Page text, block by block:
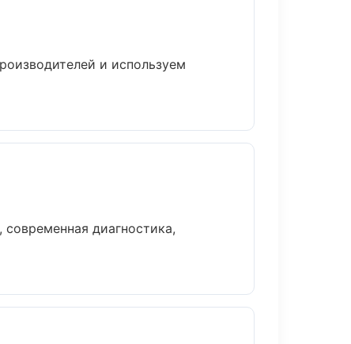
и используем
диагностика,